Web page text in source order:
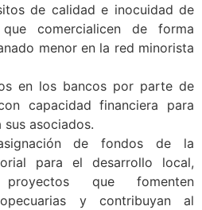
de calidad e inocuidad de
comercialicen de forma
menor en la red minorista
en los bancos por parte de
capacidad financiera para
asociados.
de fondos de la
para el desarrollo local,
que fomenten
y contribuyan al